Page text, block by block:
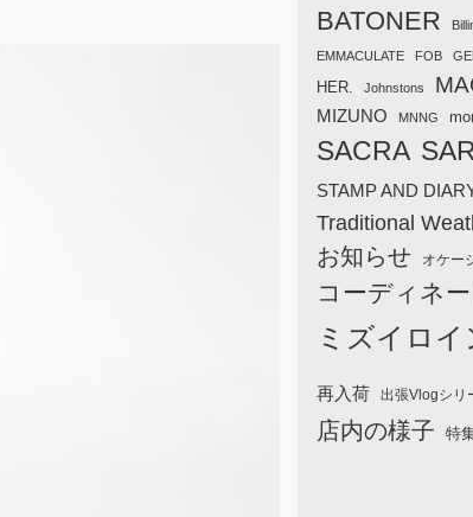
BATONER
EMMACULATE FOB
HER. Johnstons
MIZUNO MNNG
SACRA
STAMP AND
Traditional
お知らせ オケー
コーディネー
ミズイロイ
再入荷 出張Vlogシリ
店内の様子 特